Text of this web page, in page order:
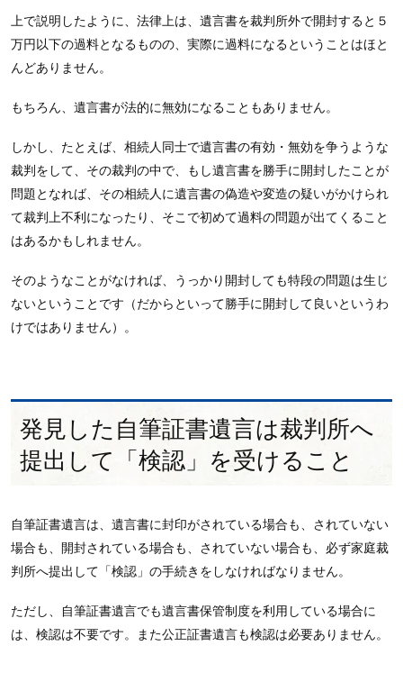
上で説明したように、法律上は、遺言書を裁判所外で開封すると５
万円以下の過料となるものの、実際に過料になるということはほと
んどありません。
もちろん、遺言書が法的に無効になることもありません。
しかし、たとえば、相続人同士で遺言書の有効・無効を争うような
裁判をして、その裁判の中で、もし遺言書を勝手に開封したことが
問題となれば、その相続人に遺言書の偽造や変造の疑いがかけられ
て裁判上不利になったり、そこで初めて過料の問題が出てくること
はあるかもしれません。
そのようなことがなければ、うっかり開封しても特段の問題は生じ
ないということです（だからといって勝手に開封して良いというわ
けではありません）。
発見した自筆証書遺言は裁判所へ
提出して「検認」を受けること
自筆証書遺言は、遺言書に封印がされている場合も、されていない
場合も、開封されている場合も、されていない場合も、必ず家庭裁
判所へ提出して「検認」の手続きをしなければなりません。
ただし、自筆証書遺言でも遺言書保管制度を利用している場合に
は、検認は不要です。また公正証書遺言も検認は必要ありません。